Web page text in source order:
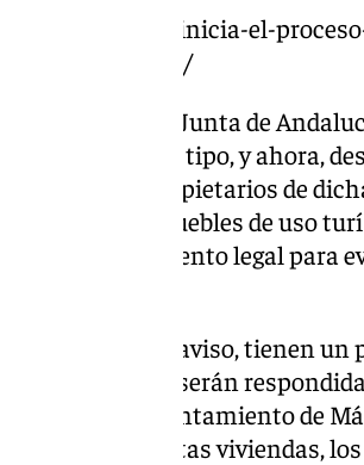
la-junta-inicia-el-
en-malaga/
cuando la Junta de
de este tipo, y ahora,
a los propietarios de
de estos inmuebles de uso
asesoramiento legal para
propietarios el aviso, tienen
que serán
con el Ayuntamiento de
la baja de estas viviendas,